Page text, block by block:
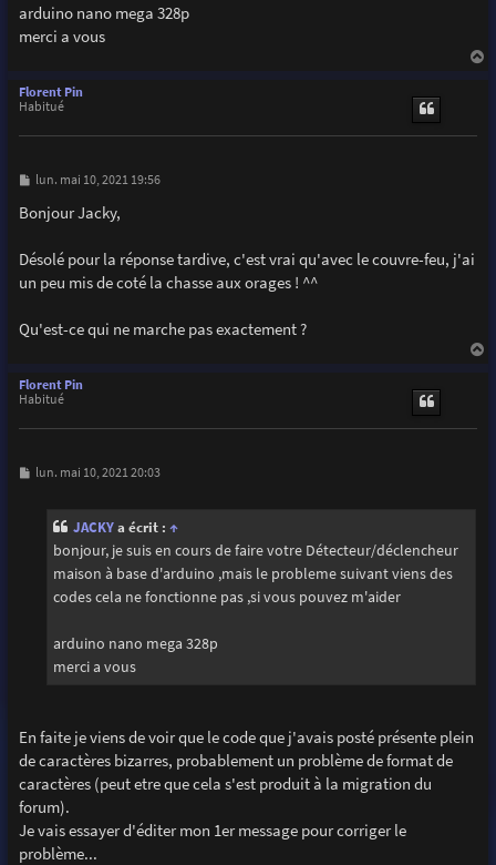
arduino nano mega 328p
merci a vous
Florent Pin
Habitué
M
s
s
g
e
lun. mai 10, 2021 19:56
Bonjour Jacky,
Désolé pour la réponse tardive, c'est vrai qu'avec le couvre-feu, j'ai
un peu mis de coté la chasse aux orages ! ^^
Qu'est-ce qui ne marche pas exactement ?
Florent Pin
Habitué
M
lun. mai 10, 2021 20:03
JACKYa écrit : ↑
bonjour, je suis en cours de faire votre Détecteur/déclencheur
maison à base d'arduino ,mais le probleme suivant viens des
codes cela ne fonctionne pas ,si vous pouvez m'aider
arduino nano mega 328p
merci a vous
En faite je viens de voir que le code que j'avais posté présente plein
de caractères bizarres, probablement un problème de format de
caractères (peut etre que cela s'est produit à la migration du
forum).
Je vais essayer d'éditer mon 1er message pour corriger le
problème...